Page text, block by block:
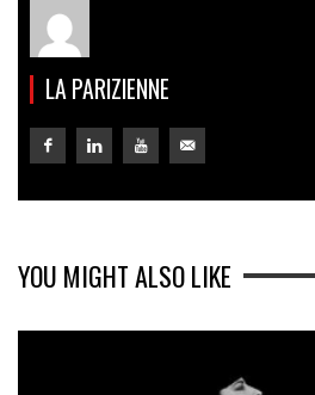
LA PARIZIENNE
YOU MIGHT ALSO LIKE